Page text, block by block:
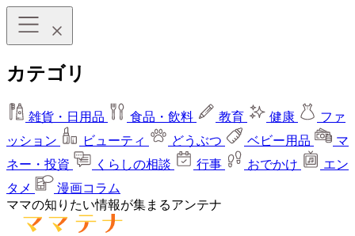
カテゴリ
雑貨・日用品 食品・飲料 教育 健康
ファ
ッション
ビューティ どうぶつ ベビー用品
マ
ネー・投資
くらしの相談 行事 おでかけ
エン
タメ
漫画コラム
ママの知りたい情報が集まるアンテナ